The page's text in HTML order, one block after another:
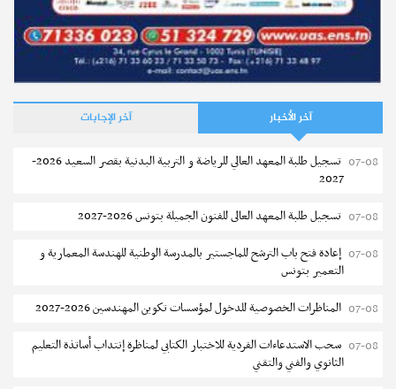
آخر الأخبار آخر الإجابات
07-08
تسجيل طلبة المعهد العالي للرياضة و التربية البدنية بقصر السعيد 2026-
2027
07-08 تسجيل طلبة المعهد العالى للفنون الجميلة بتونس 2026-2027
07-08 إعادة فتح باب الترشح للماجستير بالمدرسة الوطنية للهندسة المعمارية و
التعمير بتونس
07-08 المناظرات الخصوصية للدخول لمؤسسات تكوين المهندسين 2026-2027
07-08 سحب الاستدعاءات الفردية للاختبار الكتابي لمناظرة إنتداب أساتذة التعليم
الثانوي والفني والتقني